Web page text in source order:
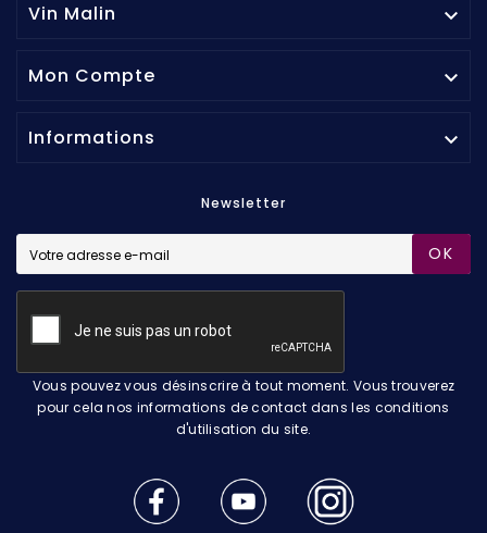
Vin Malin 
Mon Compte 
Informations 
Newsletter
OK
Vous pouvez vous désinscrire à tout moment. Vous trouverez
pour cela nos informations de contact dans les conditions
d'utilisation du site.